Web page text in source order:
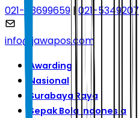
021-53699659 | 021-5349207
info@jawapos.com
Awarding
Nasional
Surabaya Raya
Sepak Bola Indonesia